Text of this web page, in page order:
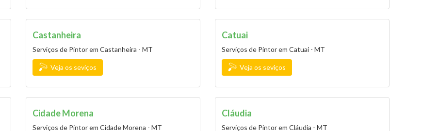
Castanheira
Serviços de Pintor em Castanheira - MT
Veja os seviços
Catuai
Serviços de Pintor em Catuai - MT
Veja os seviços
Cidade Morena
Serviços de Pintor em Cidade Morena - MT
Cláudia
Serviços de Pintor em Cláudia - MT